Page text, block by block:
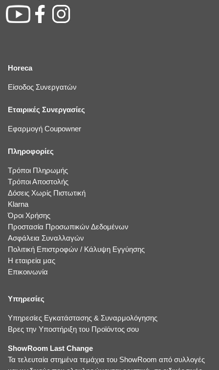
Horeca
Είσοδος Συνεργατών
Εταιρικές Συνεργασίες
Εφαρμογή Coupowner
Πληροφορίες
Τρόποι Πληρωμής
Τρόποι Αποστολής
Δόσεις Χωρίς Πιστωτική
Klarna
Όροι Χρήσης
Προστασία Προσωπικών Δεδομένων
Ασφάλεια Συναλλαγών
Πολιτική Επιστροφών / Κάλυψη Εγγύησης
Η εταιρεία μας
Επικοινωνία
Υπηρεσίες
Υπηρεσίες Εγκατάστασης & Συναρμολόγησης
Βρες την Υποστήριξη του Προϊόντος σου
ShowRoom Last Change
Τα τελευταία στημένα τεμάχια του ShowRoom από συλλογές